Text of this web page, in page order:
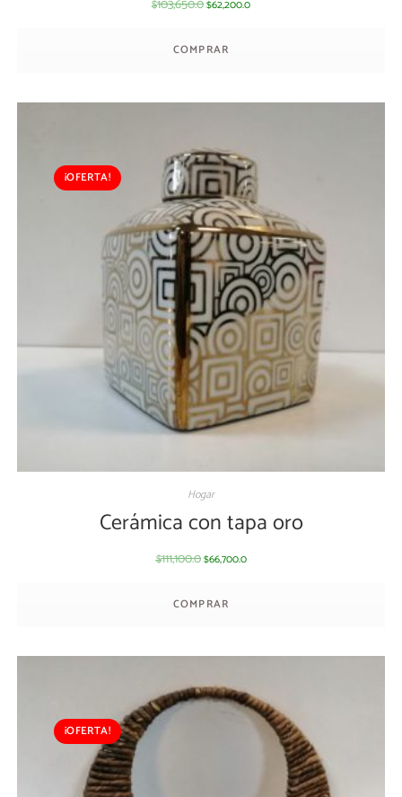
$103,650.0 $62,200.0
COMPRAR
¡OFERTA!
Hogar
Cerámica con tapa oro
$111,100.0 $66,700.0
COMPRAR
¡OFERTA!